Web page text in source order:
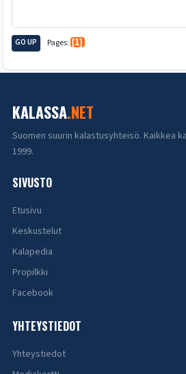
GO UP Pages 1
KALASSA.NET
Suomen suurin kalastusyhteisö. Kaikkea
1999.
SIVUSTO
Etusivu
Keskustelut
Kalapedia
Propilkki
Facebook
YHTEYSTIEDOT
Yhteystiedot